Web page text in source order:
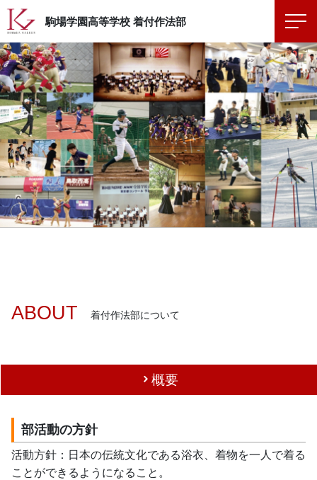
駒場学園高等学校 着付作法部
着付作法部について
ABOUT
概要
部活動の方針
活動方針：日本の伝統文化である浴衣、着物を一人で着る
ことができるようになること。